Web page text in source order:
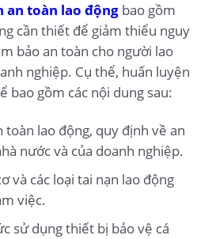
an toàn lao động bao gồm
cần thiết để giảm thiểu nguy
bảo an toàn cho người lao
nghiệp. Cụ thể, huấn luyện
bao gồm các nội dung sau:
toàn lao động, quy định về an
nước và của doanh nghiệp.
và các loại tai nạn lao động
việc.
sử dụng thiết bị bảo vệ cá